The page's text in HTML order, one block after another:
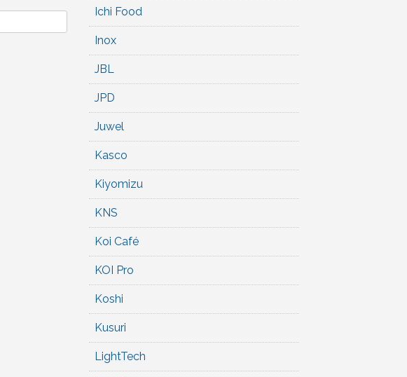
Ichi Food
Inox
JBL
JPD
Juwel
Kasco
Kiyomizu
KNS
Koi Café
KOI Pro
Koshi
Kusuri
LightTech